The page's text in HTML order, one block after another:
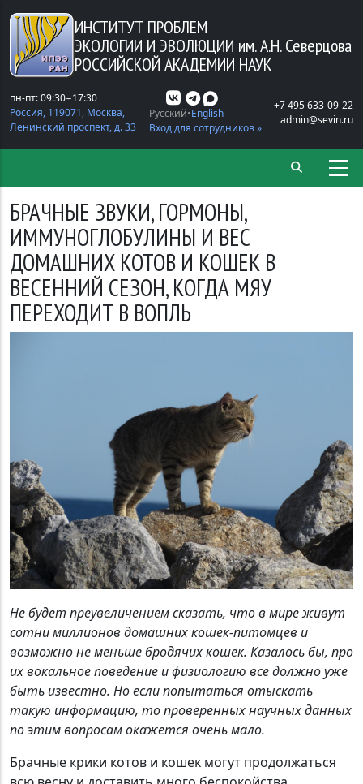
Перейти к основному содержанию
ИНСТИТУТ ПРОБЛЕМ
ЭКОЛОГИИ И ЭВОЛЮЦИИ им. А.Н. Северцова
РОССИЙСКОЙ АКАДЕМИИ НАУК
пн-пт: 09:30−17:30
Россия, 119071, Москва,
Ленинский проспект, д. 33
Русский English
Вход для сотрудников »
+7 495 633-09-22
admin@sevin.ru
БРАЧНЫЕ ЗВУКИ, ГОРМОНЫ,
ИММУНОГЛОБУЛИНЫ И ВЕС
ДОМАШНИХ КОТОВ И КОШЕК В
ВЕСЕННИЙ СЕЗОН, КОГДА МЯУ
ПЕРЕХОДИТ В ВОПЛЬ
Не будет преувеличением сказать, что в мире живут
сотни миллионов домашних кошек-питомцев и
возможно не меньше бродячих кошек. Казалось бы, про
их вокальное поведение и физиологию все должно уже
быть известно. Но если попытаться отыскать
такую информацию, то проверенных научных данных
по этим вопросам окажется очень мало.
Брачные крики котов и кошек могут продолжаться